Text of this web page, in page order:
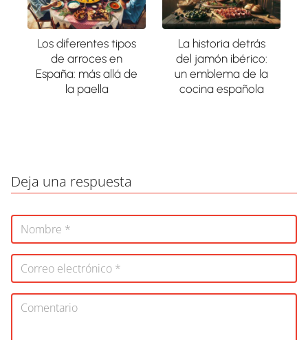
Los diferentes tipos
de arroces en
España: más allá de
la paella
La historia detrás
del jamón ibérico:
un emblema de la
cocina española
Deja una respuesta